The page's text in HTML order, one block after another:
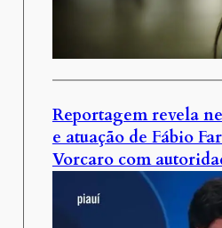
Reportagem revela
e atuação de Fábio
Vorcaro com